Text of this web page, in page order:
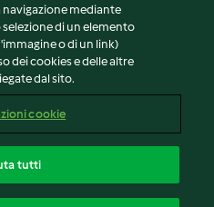
navigazione mediante
selezione di un elemento
o di un link)
dei cookies e delle altre
dal sito.
cookie
tutti